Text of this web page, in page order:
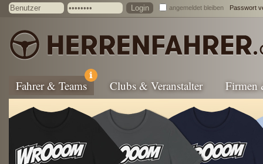
angemeldet bleiben Passwort
Fahrer & Teams Clubs & Veranstalter Firmen